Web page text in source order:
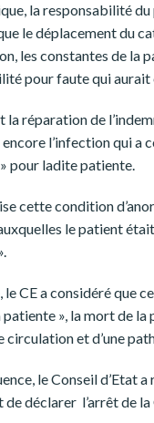
la responsabilité du
le déplacement du
les constantes de la
pour faute qui aurait
la réparation de
l’infection qui a
pour ladite patiente.
cette condition
le patient
le CE a considéré que
patiente », la mort de
circulation et d’une
le Conseil d’Etat
déclarer l’arrêt de la